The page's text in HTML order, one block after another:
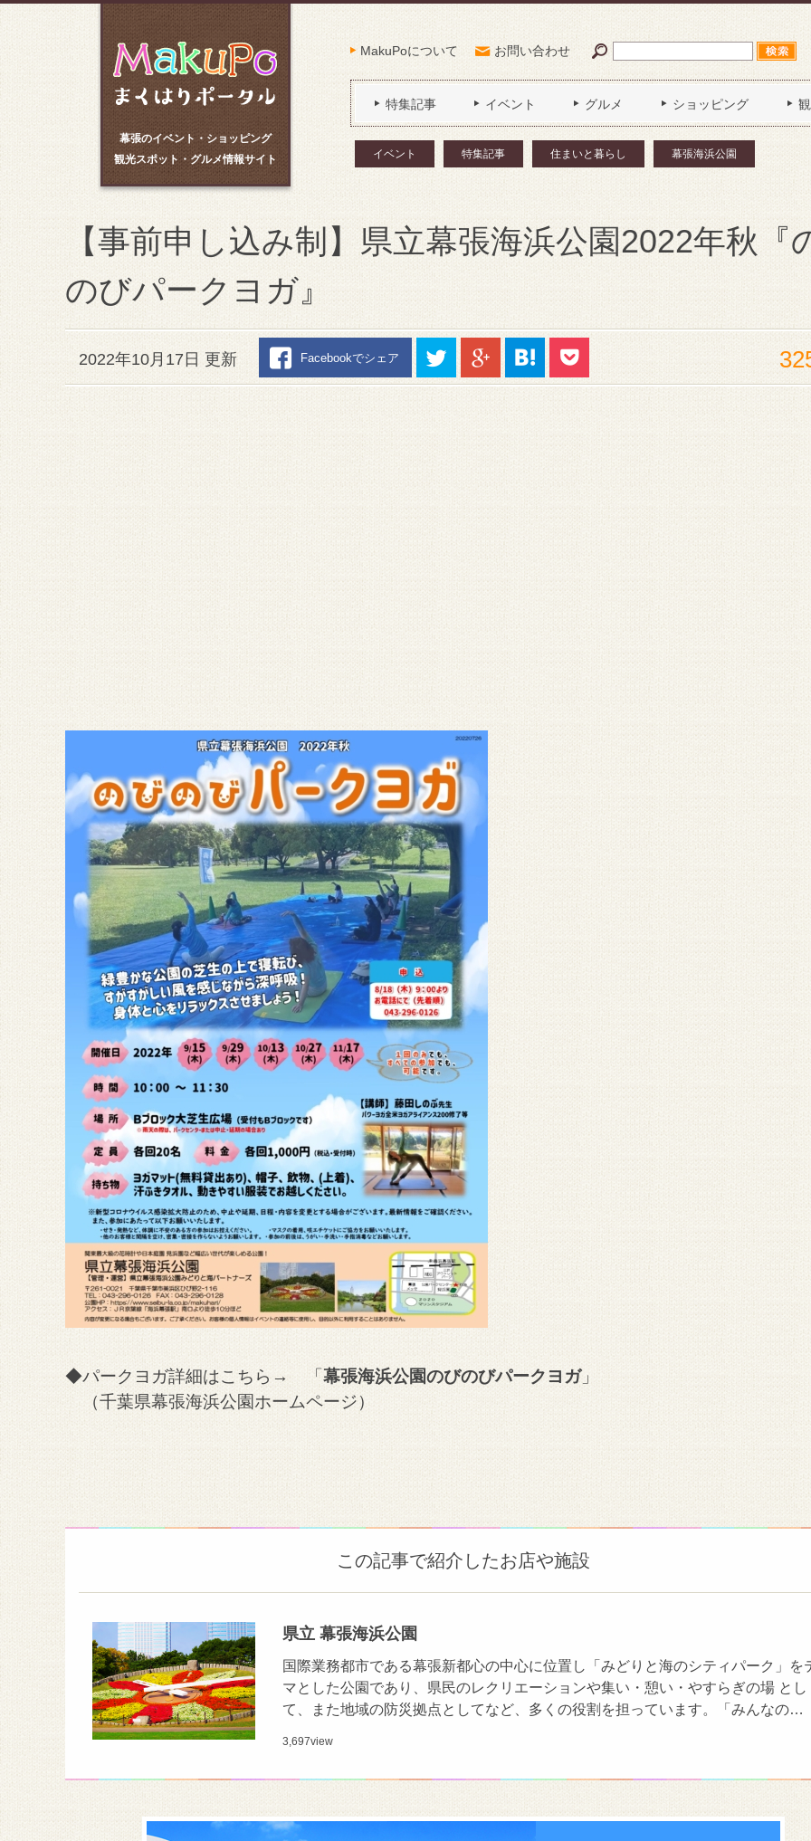
幕張のイベント・ショッピング
観光スポット・グルメ情報サイト
MakuPoについて お問い合わせ
特集記事 イベント グルメ ショッピング
イベント 特集記事 住まいと暮らし 幕張海浜公園
【事前申し込み制】県立幕張海浜公園2022年秋『
のびパークヨガ』
2022年10月17日 更新 Facebookでシェア
◆パークヨガ詳細はこちら→ 「 幕張海浜公園のびのびパークヨガ」
（千葉県幕張海浜公園ホームページ）
この記事で紹介したお店や施設
県立 幕張海浜公園
国際業務都市である幕張新都心の中心に位置し「みどりと海のシティパーク」を
マとした公園であり、県民のレクリエーションや集い・憩い・やすらぎの場 とし
て、また地域の防災拠点としてなど、多くの役割を担っています。「みんなの…
3,697view